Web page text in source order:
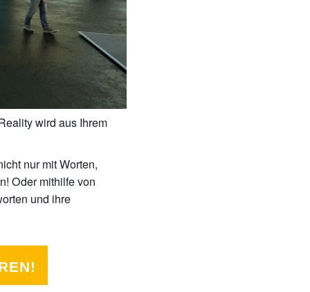
wird aus Ihrem
nur mit Worten,
Oder mithilfe von
und ihre